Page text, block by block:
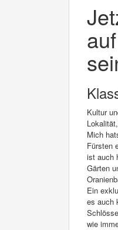
Kultur
Mich
Fürsten
ist auch
Gärten
Ein
es auch
wie